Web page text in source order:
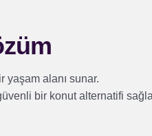
yaşam alanı sunar.
bir konut alternatifi